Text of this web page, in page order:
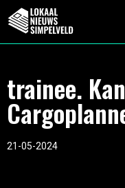
trainee.
21-05-2024